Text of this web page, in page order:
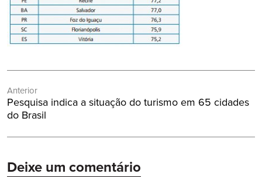
de
Post
Anterior
Post
Anterior:
Pesquisa indica a situação do turismo em 65 cidades
do Brasil
Deixe um comentário